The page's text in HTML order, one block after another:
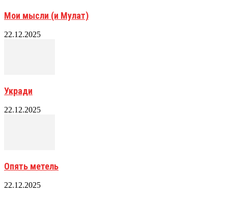
Мои мысли (и Мулат)
22.12.2025
Укради
22.12.2025
Опять метель
22.12.2025